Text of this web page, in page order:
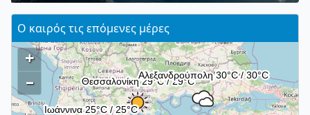
Ο καιρός τις επόμενες μέρες
+
–